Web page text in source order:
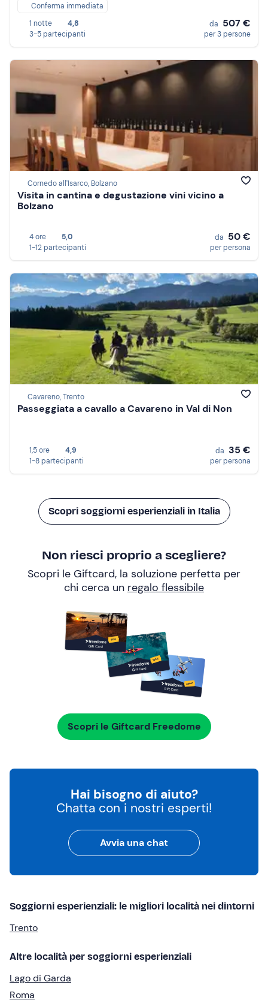
Conferma immediata
1 notte
4,8
3-5 partecipanti
da 507 €
per 3 persone
Cornedo all'Isarco, Bolzano
Visita in cantina e degustazione vini vicino a
Bolzano
4 ore
5,0
1-12 partecipanti
da 50 €
per persona
Cavareno, Trento
Passeggiata a cavallo a Cavareno in Val di Non
1,5 ore
4,9
1-8 partecipanti
da 35 €
per persona
Scopri soggiorni esperienziali in Italia
Non riesci proprio a scegliere?
Scopri le Giftcard, la soluzione perfetta per
chi cerca un regalo flessibile
Scopri le Giftcard Freedome
Hai bisogno di aiuto?
Chatta con i nostri esperti!
Avvia una chat
Soggiorni esperienziali: le migliori località nei dintorni
Trento
Altre località per soggiorni esperienziali
Lago di Garda
Roma